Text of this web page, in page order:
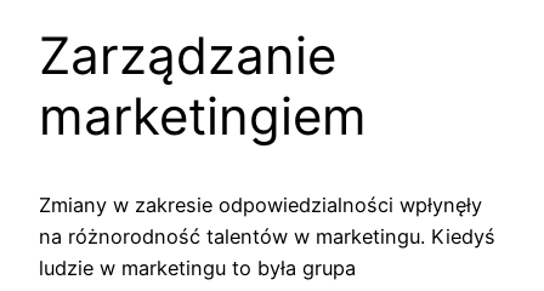
Zarządzanie
marketingiem
Zmiany w zakresie odpowiedzialności wpłynęły
na różnorodność talentów w marketingu. Kiedyś
ludzie w marketingu to była grupa